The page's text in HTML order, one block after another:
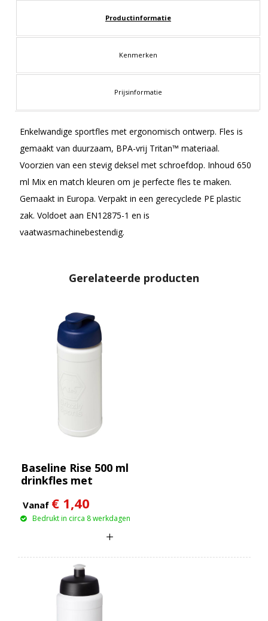
Productinformatie
Kenmerken
Prijsinformatie
Enkelwandige sportfles met ergonomisch ontwerp. Fles is
gemaakt van duurzaam, BPA-vrij Tritan™ materiaal.
Voorzien van een stevig deksel met schroefdop. Inhoud 650
ml Mix en match kleuren om je perfecte fles te maken.
Gemaakt in Europa. Verpakt in een gerecyclede PE plastic
zak. Voldoet aan EN12875-1 en is
vaatwasmachinebestendig.
Gerelateerde producten
Baseline Rise 500 ml
drinkfles met
Vanaf € 1,40
Bedrukt in circa 8 werkdagen